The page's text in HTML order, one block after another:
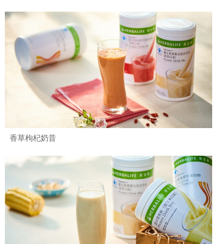
香草枸杞奶昔